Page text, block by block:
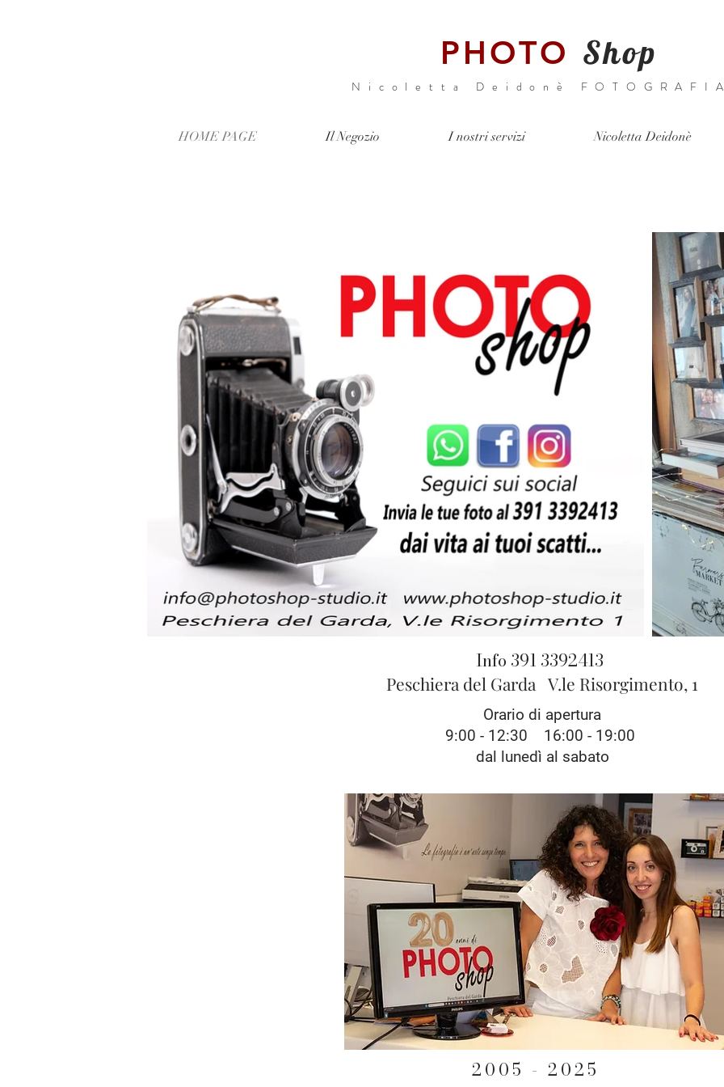
PHOTO Shop
Nicoletta Deidonè FOTOGRAFIA
HOME PAGE Il Negozio I nostri servizi Nicoletta Deidonè
Peschiera del Garda V.le Risorgimento, 1
Info 391 3392413
Orario di apertura
9:00 - 12:30 16:00 - 19:00
dal lunedì al sabato
2005 - 2025